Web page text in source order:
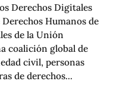
Derechos Digitales
Humanos de
de la Unión
coalición global de
civil, personas
de derechos...